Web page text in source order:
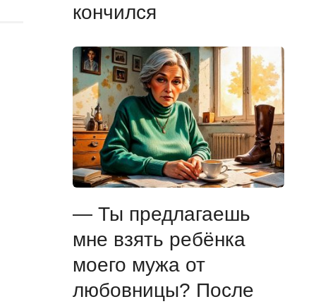
кончился
— Ты предлагаешь
мне взять ребёнка
моего мужа от
любовницы? После